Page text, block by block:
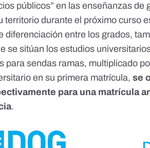
públicos” en las enseñanzas
territorio durante el próximo curso
diferenciación entre los grados,
se sitúan los estudios
para sendas ramas, multiplicado
en su primera matrícula,se
para una matrícula
.